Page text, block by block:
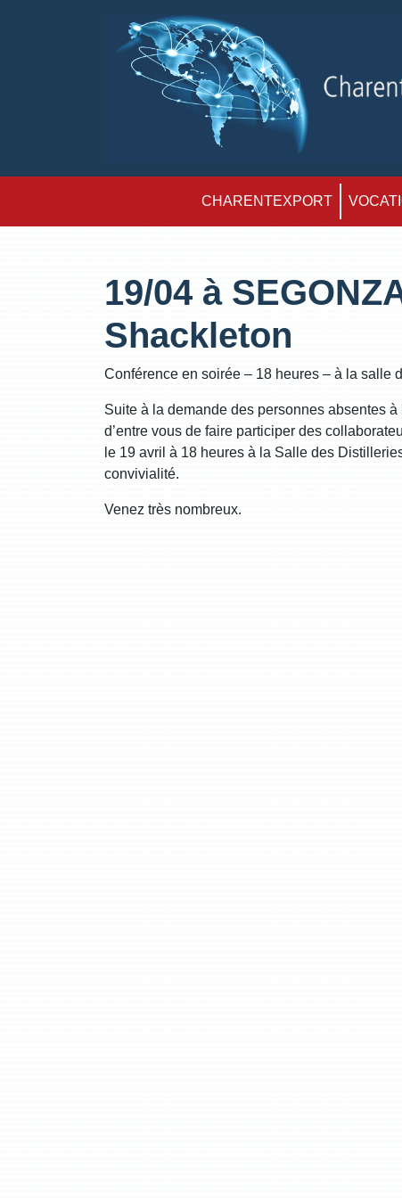
CHARENTEXPORT
19/04 à
Shackleton
Conférence en soirée – 18 heures – à la salle
Suite à la demande des personnes absentes
d’entre vous de faire participer des
le 19 avril à 18 heures à la Salle des
convivialité.
Venez très nombreux.